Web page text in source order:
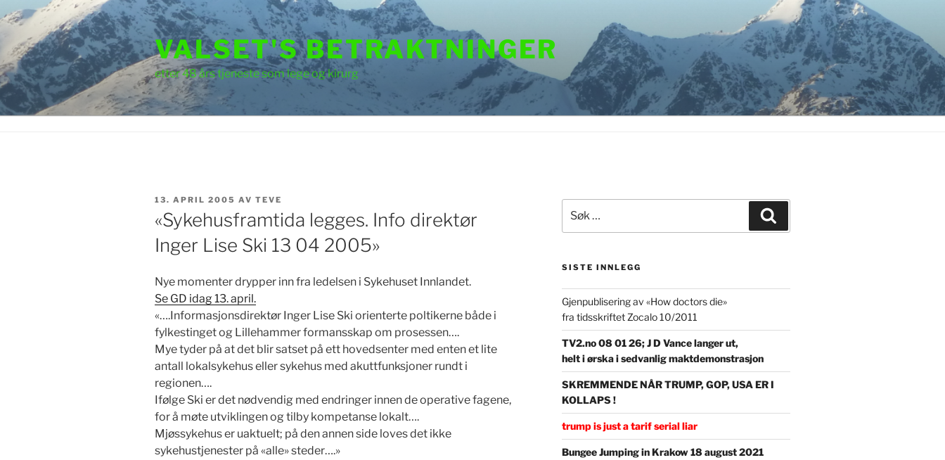
til
innhold
VALSET'S BETRAKTNINGER
etter 48 års tjeneste som lege og kirurg
PUBLISERT
13. APRIL 2005 AV TEVE
«Sykehusframtida legges. Info direktør
Inger Lise Ski 13 04 2005»
Nye momenter drypper inn fra ledelsen i Sykehuset Innlandet.
Se GD idag 13. april.
«….Informasjonsdirektør Inger Lise Ski orienterte poltikerne både i
fylkestinget og Lillehammer formansskap om prosessen….
Mye tyder på at det blir satset på ett hovedsenter med enten et lite
antall lokalsykehus eller sykehus med akuttfunksjoner rundt i
regionen….
Ifølge Ski er det nødvendig med endringer innen de operative fagene,
for å møte utviklingen og tilby kompetanse lokalt….
Mjøssykehus er uaktuelt; på den annen side loves det ikke
sykehustjenester på «alle» steder….»
etter:
SISTE INNLEGG
Gjenpublisering av «How doctors die»
fra tidsskriftet Zocalo 10/2011
TV2.no 08 01 26; J D Vance langer ut,
helt i ørska i sedvanlig maktdemonstrasjon
SKREMMENDE NÅR TRUMP, GOP, USA ER I
KOLLAPS !
trump is just a tarif serial liar
Bungee Jumping in Krakow 18 august 2021